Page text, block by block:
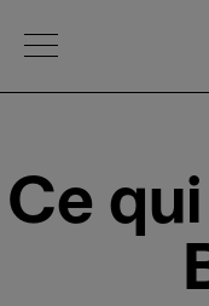
Open Menu
Ce